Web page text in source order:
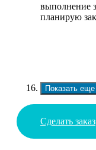
выполнение
планирую
Показать еще
Сделать заказ